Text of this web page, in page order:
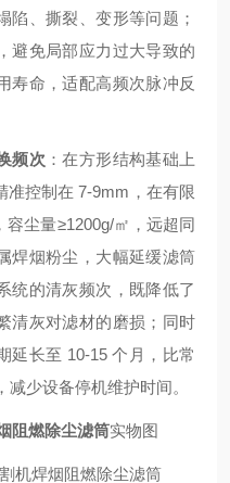
陷、撕裂、变形等问题；
避免局部应力过大导致的
寿命，适配高频次脉冲反
频次 ：在方形结构基础上
准控制在 7-9mm，在有限
尘量≥1200g/㎡，远超同
焊烟粉尘，大幅延缓滤筒
统的清灰频次，既降低了
清灰对滤材的磨损；同时
延长至 10-15 个月，比常
少设备停机维护时间。
阻燃除尘滤筒实物图